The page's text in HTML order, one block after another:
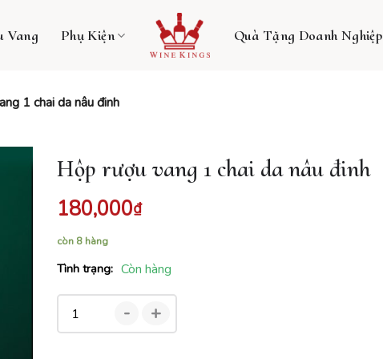
Vang Phụ Kiện Quà Tặng Doanh Nghiệp
1 chai da nâu đinh
Hộp rượu vang 1 chai da nâu đinh
180,000₫
còn 8 hàng
Tình trạng: Còn hàng
- +